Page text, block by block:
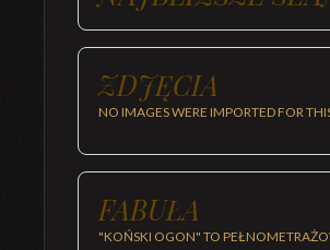
ZDJĘCIA
NO IMAGES WERE IMPORTED FOR
FABUŁA
"KOŃSKI OGON" TO